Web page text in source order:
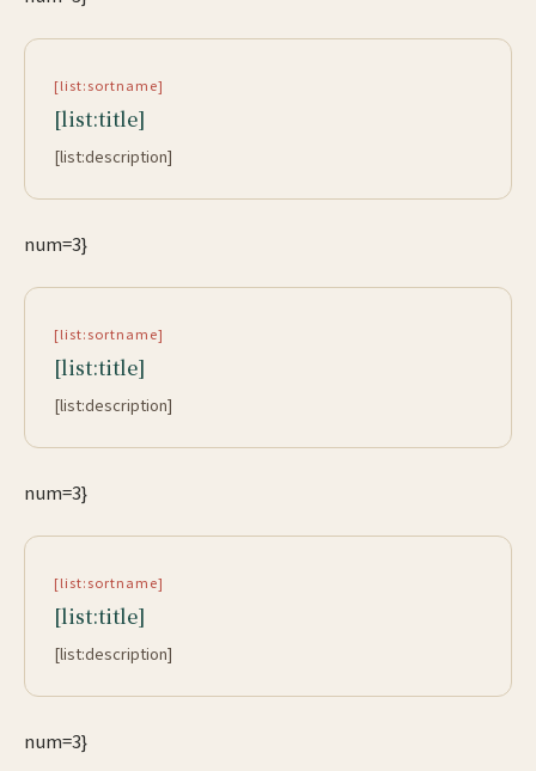
[list:sortname]
[list:title]
[list:description]
num=3}
[list:sortname]
[list:title]
[list:description]
num=3}
[list:sortname]
[list:title]
[list:description]
num=3}